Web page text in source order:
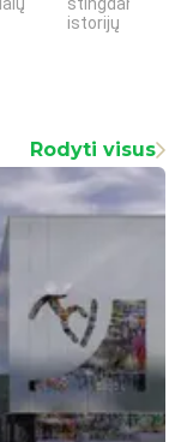
istorijų
Rodyti visus